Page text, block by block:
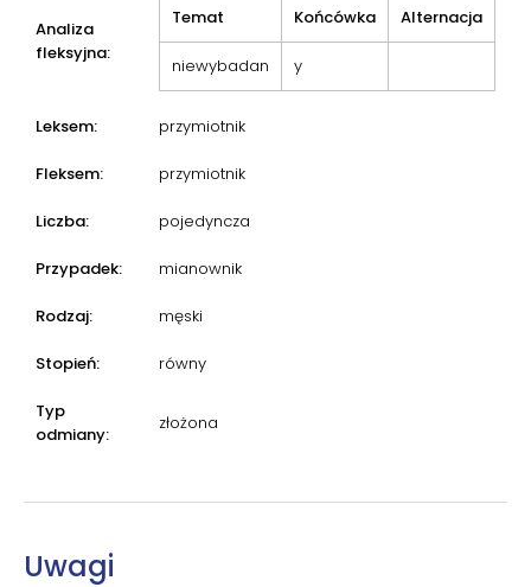
Analiza
fleksyjna:
Temat Końcówka Alternacja
niewybadan y
Leksem: przymiotnik
Fleksem: przymiotnik
Liczba: pojedyncza
Przypadek: mianownik
Rodzaj: męski
Stopień: równy
Typ
odmiany:
złożona
Uwagi